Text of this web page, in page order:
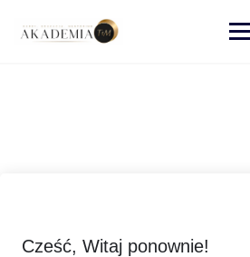
Cześć, Witaj ponownie!